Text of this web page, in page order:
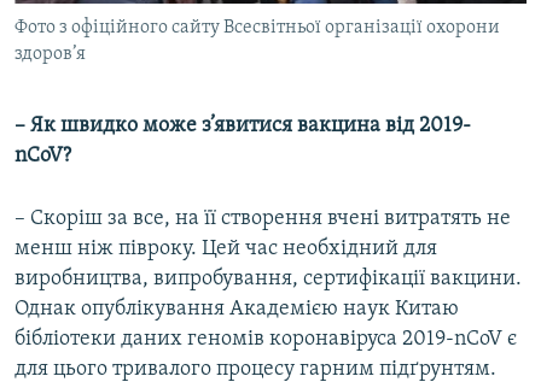
Фото з офіційного сайту Всесвітньої організації охорони
здоров’я
– Як швидко може з’явитися вакцина від 2019-
nCoV?
– Скоріш за все, на її створення вчені витратять не
менш ніж півроку. Цей час необхідний для
виробництва, випробування, сертифікації вакцини.
Однак опублікування Академією наук Китаю
бібліотеки даних геномів коронавіруса 2019-nCoV є
для цього тривалого процесу гарним підґрунтям.